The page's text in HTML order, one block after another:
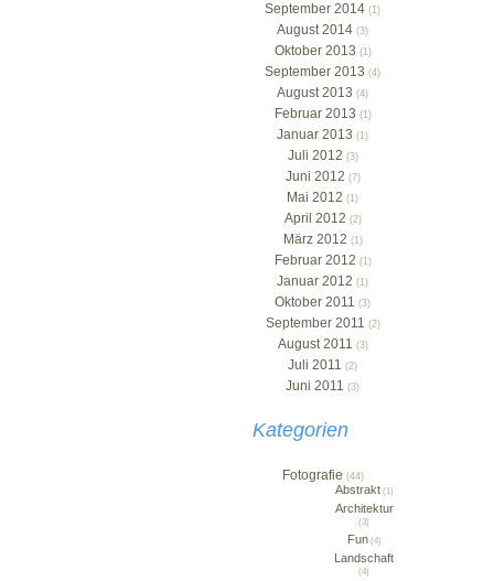
September 2014 (1)
August 2014 (3)
Oktober 2013 (1)
September 2013 (4)
August 2013 (4)
Februar 2013 (1)
Januar 2013 (1)
Juli 2012 (3)
Juni 2012 (7)
Mai 2012 (1)
April 2012 (2)
März 2012 (1)
Februar 2012 (1)
Januar 2012 (1)
Oktober 2011 (3)
September 2011 (2)
August 2011 (3)
Juli 2011 (2)
Juni 2011 (3)
Kategorien
Fotografie (44)
Abstrakt(1)
Architektur
(3)
Fun(4)
Landschaft
(4)